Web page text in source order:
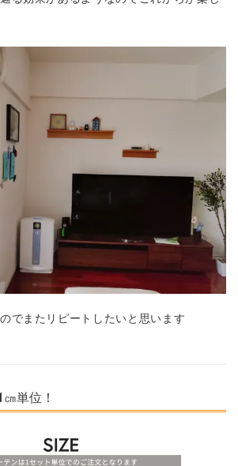
でまたリピートしたいと思います
単位！